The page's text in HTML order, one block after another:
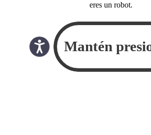
eres un robot.